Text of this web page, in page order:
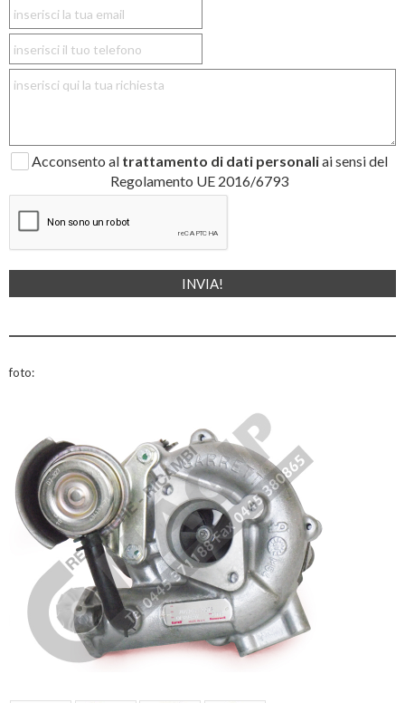
Acconsento al trattamento di dati personaliai sensi del
Regolamento UE 2016/6793
foto: